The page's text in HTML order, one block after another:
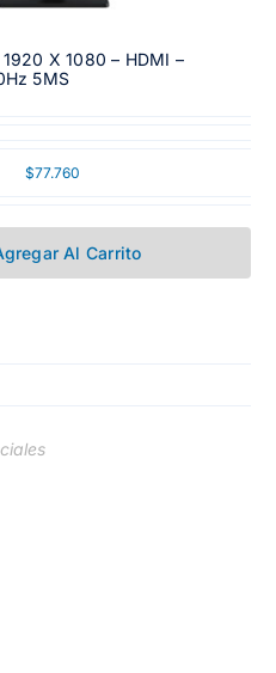
X 1080 – HDMI –
5MS
$77.760
Al Carrito